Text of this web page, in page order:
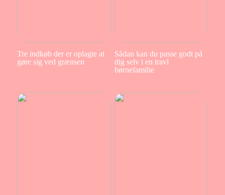
Tre indkøb der er oplagte at
gøre sig ved grænsen
Sådan kan du passe godt på
dig selv i en travl
børnefamilie